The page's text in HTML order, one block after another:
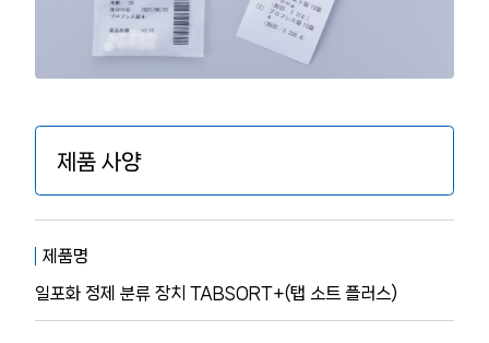
제품 사양
제품명
일포화 정제 분류 장치 TABSORT+(탭 소트 플러스)